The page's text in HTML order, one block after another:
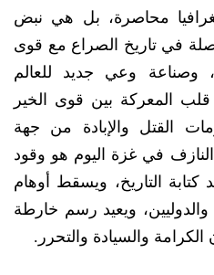
محاصرة، بل هي نبض
في تاريخ الصراع مع قوى
وصناعة وعي جديد للعالم
المعركة بين قوى الخير
القتل والإبادة من جهة
في غزة اليوم هو وقود
التاريخ، ويسقط أوهام
والدوليين، ويعيد رسم خارطة
الكرامة والسيادة والتحرر.